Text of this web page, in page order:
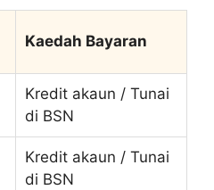
Kaedah Bayaran
Kredit akaun / Tunai
di BSN
Kredit akaun / Tunai
di BSN